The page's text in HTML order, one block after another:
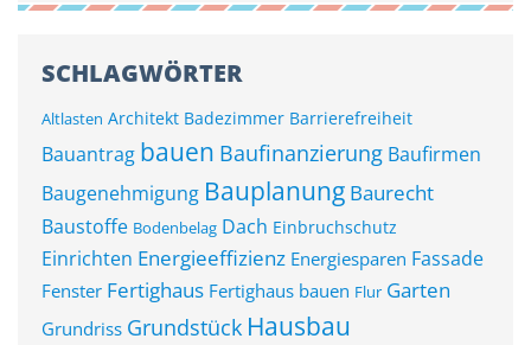
SCHLAGWÖRTER
Altlasten Architekt Badezimmer Barrierefreiheit
Bauantrag bauen Baufinanzierung Baufirmen
Baugenehmigung Bauplanung Baurecht
Baustoffe Bodenbelag Dach Einbruchschutz
Einrichten Energieeffizienz Energiesparen Fassade
Fenster Fertighaus Fertighaus bauen Flur Garten
Grundriss Grundstück Hausbau